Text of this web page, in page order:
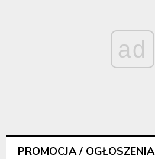
ad
PROMOCJA / OGŁOSZENIA